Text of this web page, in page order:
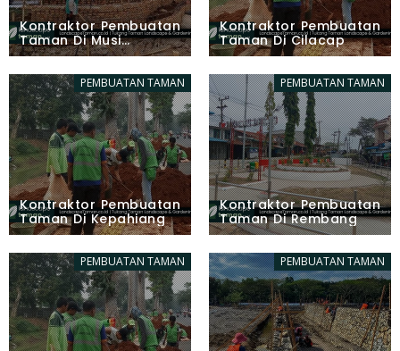
Kontraktor Pembuatan
Taman Di Musi
Banyuasin
Kontraktor Pembuatan
Taman Di Cilacap
PEMBUATAN TAMAN
Kontraktor Pembuatan
Taman Di Kepahiang
PEMBUATAN TAMAN
Kontraktor Pembuatan
Taman Di Rembang
PEMBUATAN TAMAN PEMBUATAN TAMAN